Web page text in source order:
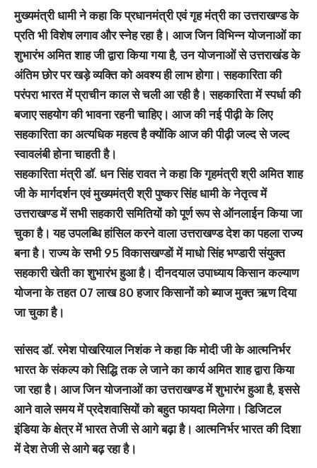
मुख्यमंत्री धामी ने कहा कि प्रधानमंत्री एवं गृह मंत्री का उत्तराखण्ड के
प्रति भी विशेष लगाव और स्नेह रहा है। आज जिन विभिन्न योजनाओं का
शुभारंभ अमित शाह जी द्वारा किया गया है, उन योजनाओं से उत्तराखंड के
अंतिम छोर पर खड़े व्यक्ति को अवश्य ही लाभ होगा। सहकारिता की
परंपरा भारत में प्राचीन काल से चली आ रही है। सहकारिता में स्पर्धा की
बजाए सहयोग की भावना रहनी चाहिए। आज की नई पीढ़ी के लिए
सहकारिता का अत्यधिक महत्व है क्योंकि आज की पीढ़ी जल्द से जल्द
स्वावलंबी होना चाहती है।
सहकारिता मंत्री डॉ. धन सिंह रावत ने कहा कि गृहमंत्री श्री अमित शाह
जी के मार्गदर्शन एवं मुख्यमंत्री श्री पुष्कर सिंह धामी के नेतृत्व में
उत्तराखण्ड में सभी सहकारी समितियों को पूर्ण रूप से ऑनलाईन किया जा
चुका है। यह उपलब्धि हांसिल करने वाला उत्तराखण्ड देश का पहला राज्य
बना है। राज्य के सभी 95 विकासखण्डों में माधो सिंह भण्डारी संयुक्त
सहकारी खेती का शुभारंभ हुआ है। दीनदयाल उपाध्याय किसान कल्याण
योजना के तहत 07 लाख 80 हजार किसानों को ब्याज मुक्त ऋण दिया
जा चुका है।
सांसद डॉ. रमेश पोखरियाल निशंक ने कहा कि मोदी जी के आत्मनिर्भर
भारत के संकल्प को सिद्धि तक ले जाने का कार्य अमित शाह द्वारा किया
जा रहा है। आज जिन योजनाओं का उत्तराखण्ड में शुभारंभ हुआ है, इससे
आने वाले समय में प्रदेशवासियों को बहुत फायदा मिलेगा। डिजिटल
इंडिया के क्षेत्र में भारत तेजी से आगे बढ़ा है। आत्मनिर्भर भारत की दिशा
में देश तेजी से आगे बढ़ रहा है।